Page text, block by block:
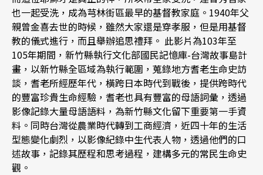
也一起受洗，成為芎林街區最早的基督教家庭。1940年父
親曾金喜去世的時候，雖然大家還是穿孝服，但是用基督
教的儀式進行，而且舉辦追思禮拜。 此影片為103年至
105年期間，新竹縣執行文化部國民記憶庫-台灣故事島計
畫，以新竹縣全區域為執行範圍，蒐錄地方耆老生命史訪
談，耆老所經歷年代，橫跨日本時代到戰後，提供跨時代
的豐富珍貴生命經驗，耆老也具有豐富的母語詞彙，透過
影像記錄大量母語語料，為新竹縣文化留下重要第一手資
料。同時台灣從農業時代轉到工商經濟，近四十年的生活
型態變化劇烈，以影像紀錄中生代表人物，透過他們的口
述故事，記錄其歷程和思考過程，建構多元的常民生命史
觀。